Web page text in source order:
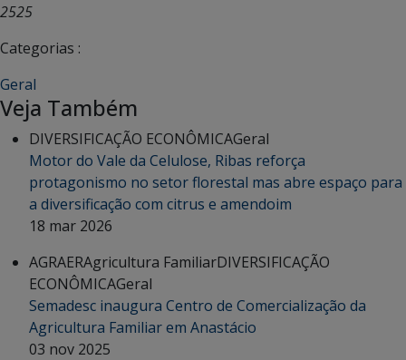
2525
Categorias :
Geral
Veja Também
DIVERSIFICAÇÃO ECONÔMICAGeral
Motor do Vale da Celulose, Ribas reforça
protagonismo no setor florestal mas abre espaço para
a diversificação com citrus e amendoim
18 mar 2026
AGRAERAgricultura FamiliarDIVERSIFICAÇÃO
ECONÔMICAGeral
Semadesc inaugura Centro de Comercialização da
Agricultura Familiar em Anastácio
03 nov 2025